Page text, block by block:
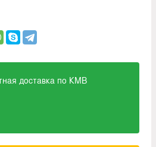
доставка по КМВ